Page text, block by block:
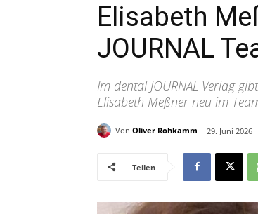
Elisabeth
JOURNAL
Im dental JOURNAL Verlag
Elisabeth Meßner neu im
Von Oliver Rohkamm 29. Juni 2026
Teilen